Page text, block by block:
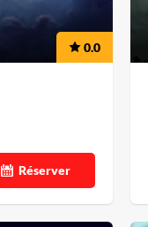
0.0
Réserver